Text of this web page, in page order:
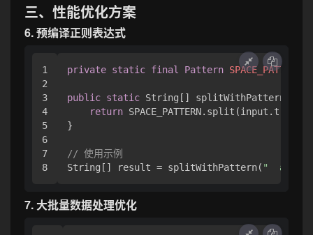
三、性能优化方案
6. 预编译正则表达式
1
2
3
4
5
6
7
private static final Pattern SPACE_PATTERN
public static String[]
return
}
// 使用示例
String[] result = splitWithPattern( "  a  b
7. 大批量数据处理优化